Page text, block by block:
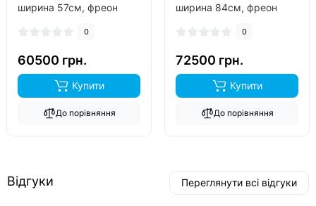
ширина 57см, фреон
інвертор так, обігрів до
0
60500 грн.
Купити
До порівняння
ширина 84см, фреон
інвертор так, обігрів до
0
72500 грн.
Купити
До порівняння
Відгуки Переглянути всі відгуки